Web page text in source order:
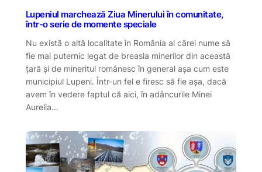
Lupeniul marchează Ziua Minerului în comunitate,
într-o serie de momente speciale
Nu există o altă localitate în România al cărei nume să
fie mai puternic legat de breasla minerilor din această
țară și de mineritul românesc în general așa cum este
municipiul Lupeni. Într-un fel e firesc să fie așa, dacă
avem în vedere faptul că aici, în adâncurile Minei
Aurelia…